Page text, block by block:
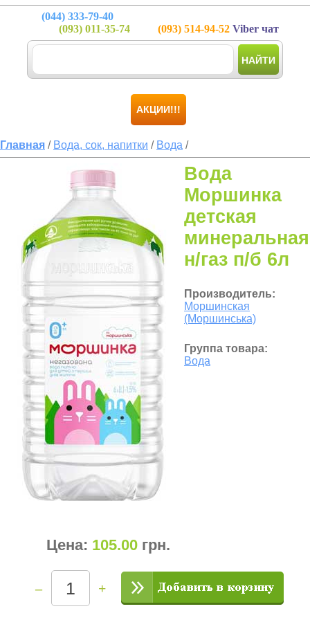
(044) 333-79-40
(093) 011-35-74 (093) 514-94-52 Viber чат
НАЙТИ
АКЦИИ!!!
Главная / Вода, сок, напитки / Вода /
Вода
Моршинка
детская
минеральная
н/газ п/б 6л
Производитель:
Моршинская
(Моршинська)
Группа товара:
Вода
Цена: 105.00 грн.
– +